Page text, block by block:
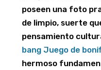
poseen una foto
de limpio, suerte
pensamiento
bang Juego de
hermoso